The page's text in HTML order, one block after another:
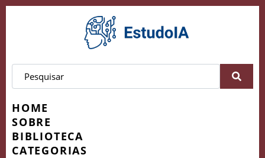
HOME
SOBRE
BIBLIOTECA
CATEGORIAS